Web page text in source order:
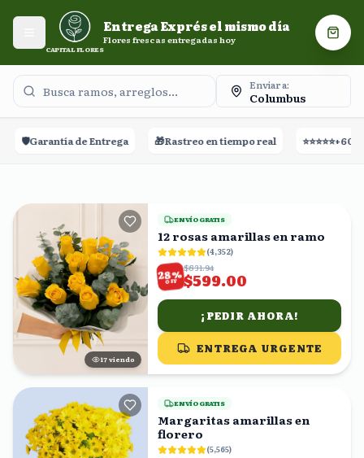
Entrega Exprés el mismo día. Flores frescas entregadas
Abrir menú
CAPITAL FLORES
Entrega Exprés el mismo día
Flores frescas entregadas hoy
Enviar a:
Columbus
🎁Rastreo en tiempo real ⭐⭐⭐⭐⭐+60,000 Reseñas
17 viendo
ENVÍO GRATIS
12 rosas amarillas en ramo
(4,352)
28%
OFF
$831.94
$599.00
¡PEDIR AHORA!
ENTREGA URGENTE
ENVÍO GRATIS
Margaritas amarillas en
florero
(5,565)